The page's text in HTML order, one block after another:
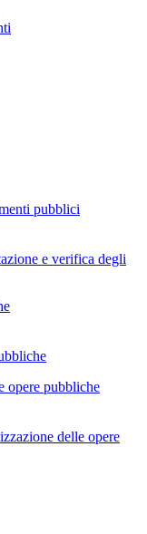
pubblici
e verifica degli
opere pubbliche
delle opere